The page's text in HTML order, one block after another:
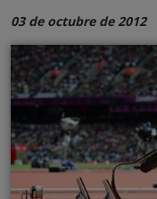
03 de octubre de 2012